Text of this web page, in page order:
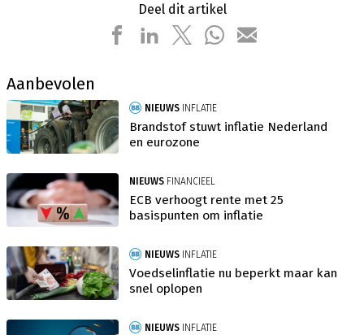
Deel dit artikel
Aanbevolen
NIEUWS INFLATIE
Brandstof stuwt inflatie Nederland
en eurozone
NIEUWS FINANCIEEL
ECB verhoogt rente met 25
basispunten om inflatie
NIEUWS INFLATIE
Voedselinflatie nu beperkt maar kan
snel oplopen
NIEUWS INFLATIE